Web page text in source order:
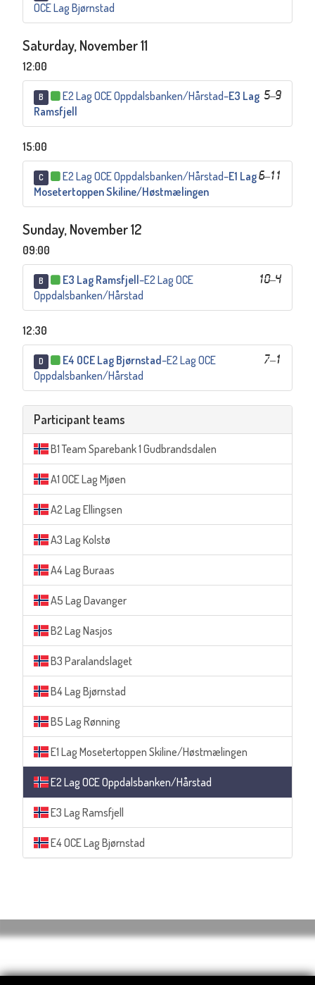
OCE Lag Bjørnstad
Saturday, November 11
12:00
B 5–9
E2 Lag OCE Oppdalsbanken/Hårstad–E3 Lag
Ramsfjell
15:00
C 6–11
E2 Lag OCE Oppdalsbanken/Hårstad–E1 Lag
Mosetertoppen Skiline/Høstmælingen
Sunday, November 12
09:00
B 10–4
E3 Lag Ramsfjell–E2 Lag OCE
Oppdalsbanken/Hårstad
12:30
D 7–1
E4 OCE Lag Bjørnstad–E2 Lag OCE
Oppdalsbanken/Hårstad
Participant teams
B1 Team Sparebank 1 Gudbrandsdalen
A1 OCE Lag Mjøen
A2 Lag Ellingsen
A3 Lag Kolstø
A4 Lag Buraas
A5 Lag Davanger
B2 Lag Nasjos
B3 Paralandslaget
B4 Lag Bjørnstad
B5 Lag Rønning
E1 Lag Mosetertoppen Skiline/Høstmælingen
E2 Lag OCE Oppdalsbanken/Hårstad
E3 Lag Ramsfjell
E4 OCE Lag Bjørnstad